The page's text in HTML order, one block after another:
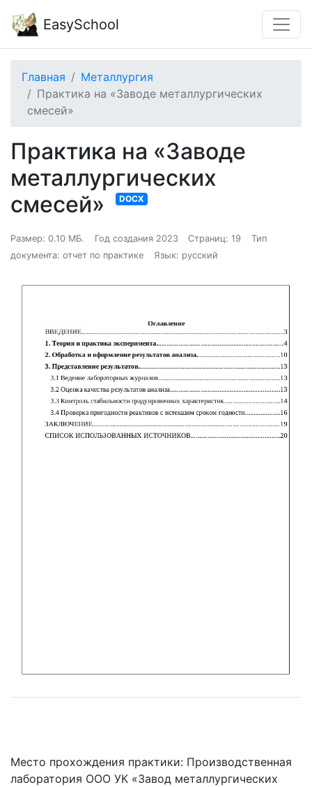
EasySchool
Главная
Металлургия
Практика на «Заводе металлургических
смесей»
Практика на «Заводе
металлургических
смесей»
DOCX
Размер: 0.10 МБ. Год создания 2023 Страниц: 19
Тип
документа: отчет по практике
Язык: русский
Место прохождения практики: Производственная
лаборатория ООО УК «Завод металлургических